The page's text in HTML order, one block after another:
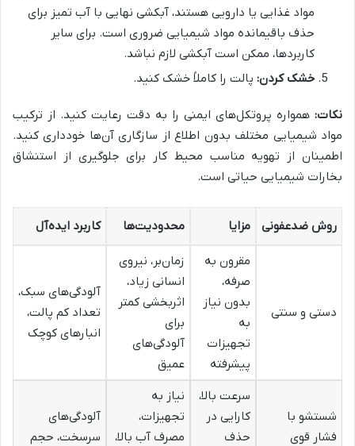
مواد غذایی یا دارویی هستند، آبکشی نهایی با آب تمیز برای
حذف باقیمانده مواد شیمیایی ضروری است. برای سایر
کاربردها، ممکن است آبکشی لازم نباشد.
خشک کردن: پالت را کاملاً خشک کنید.
نکات: همواره پروتکل‌های ایمنی را به دقت رعایت کنید. از ترکیب
مواد شیمیایی مختلف بدون اطلاع از سازگاری آن‌ها خودداری کنید.
اطمینان از تهویه مناسب محیط کار برای جلوگیری از استنشاق
بخارات شیمیایی حیاتی است.
روش ضدعفونی مزایا محدودیت‌ها کاربرد ایده‌آل
دستی و سنتی
مقرون به
صرفه،
بدون نیاز
به
تجهیزات
پیشرفته
زمان‌بر، نیروی
انسانی زیاد،
اثربخشی کمتر
برای
آلودگی‌های
عمیق
آلودگی‌های سبک،
تعداد کم پالت،
انبارهای کوچک
شستشو با
فشار قوی
سرعت بالا،
کارایی در
حذف
نیاز به
تجهیزات،
مصرف آب بالا،
آلودگی‌های
سرسخت، حجم